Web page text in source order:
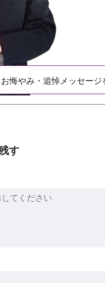
お悔やみ・追悼メッセージ
す